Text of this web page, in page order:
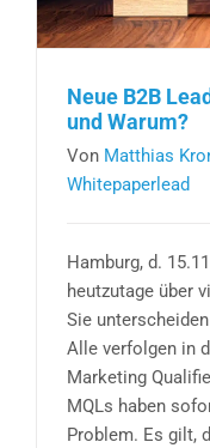
Neue B2B
und Warum?
Von Matthias
Whitepaperlead
Hamburg, d.
heutzutage über
Sie
Alle verfolgen in
Marketing
MQLs haben
Problem. Es gilt,